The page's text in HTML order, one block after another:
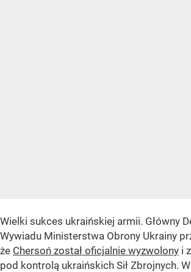
Wielki sukces ukraińskiej armii. Główny
Wywiadu Ministerstwa Obrony Ukrainy
że Chersoń został oficjalnie wyzwolony i
pod kontrolą ukraińskich Sił Zbrojnych.